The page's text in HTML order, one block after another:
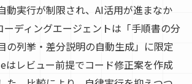
動実行が制限され、AI活用が進まなか
ーディングエージェントは「手順書の分
の列挙・差分説明の自動生成」に限定
はレビュー前提でコード修正案を作成